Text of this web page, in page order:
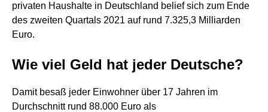
privaten Haushalte in Deutschland belief sich zum Ende
des zweiten Quartals 2021 auf rund 7.325,3 Milliarden
Euro.
Wie viel Geld hat jeder Deutsche?
Damit besaß jeder Einwohner über 17 Jahren im
Durchschnitt rund 88.000 Euro als